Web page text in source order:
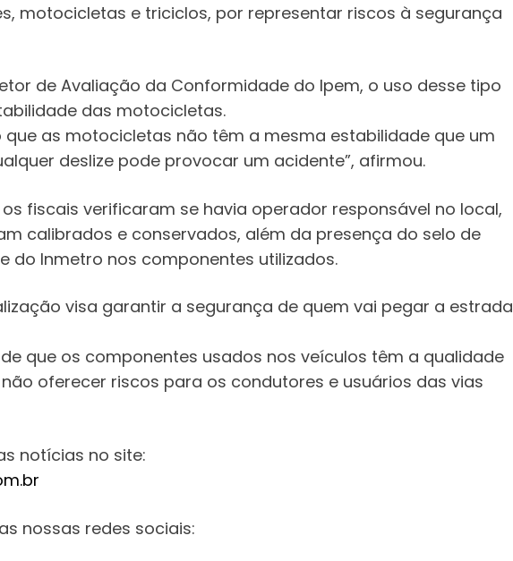
motocicletas e triciclos, por representar riscos à segurança
de Avaliação da Conformidade do Ipem, o uso desse tipo
das motocicletas.
que as motocicletas não têm a mesma estabilidade que um
deslize pode provocar um acidente”, afirmou.
fiscais verificaram se havia operador responsável no local,
calibrados e conservados, além da presença do selo de
do Inmetro nos componentes utilizados.
visa garantir a segurança de quem vai pegar a estrada
que os componentes usados nos veículos têm a qualidade
oferecer riscos para os condutores e usuários das vias
notícias no site:
nossas redes sociais: